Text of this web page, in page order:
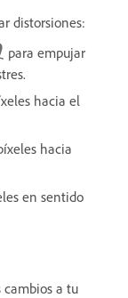
distorsiones:
para empujar
hacia el
hacia
en sentido
cambios a tu